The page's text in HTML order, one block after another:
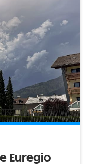
Euregio